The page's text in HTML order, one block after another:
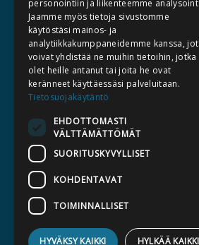
TIETOA
KATALOGIT
AJANKOHTAISTA
KIRJA TILAUSTYÖNÄ
MEDIALLE
SILTALA.FI
E-JA ÄÄNIKIRJAT
personointiin ja liikenteemme
Jaamme myös tietoja sivustomme
käytöstäsi mainos- ja
analytiikkakumppaneidemme kanssa,
voivat yhdistää ne muihin tietoihin, jotka
olet heille antanut tai joita he ovat
keränneet käyttäessäsi palveluitaan.
Tietosuojakäytäntö
EHDOTTOMASTI
VÄLTTÄMÄTTÖMÄT
SUORITUSKYVYLLISET
KOHDENTAVAT
TOIMINNALLISET
HYVÄKSY KAIKKI HYLKÄÄ KAIKKI